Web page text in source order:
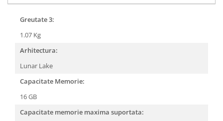
Greutate 3:
1.07 Kg
Arhitectura:
Lunar Lake
Capacitate Memorie:
16 GB
Capacitate memorie maxima suportata: